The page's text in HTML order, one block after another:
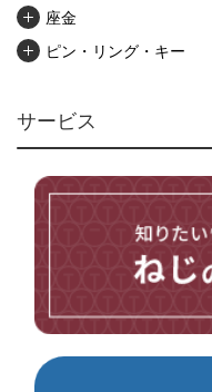
座金
ピン・リング・キー
アンカー・プラグ
ユニファイねじ
その他ねじ
サービス